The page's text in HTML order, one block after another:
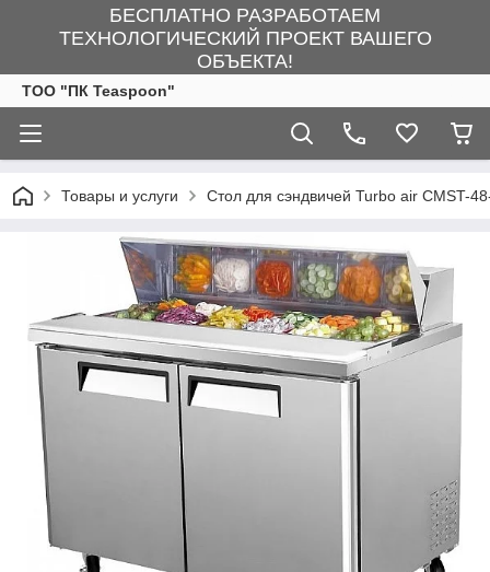
БЕСПЛАТНО РАЗРАБОТАЕМ
ТЕХНОЛОГИЧЕСКИЙ ПРОЕКТ ВАШЕГО
ОБЪЕКТА!
ТОО "ПК Teaspoon"
Товары и услуги Стол для сэндвичей Turbo air CMST-